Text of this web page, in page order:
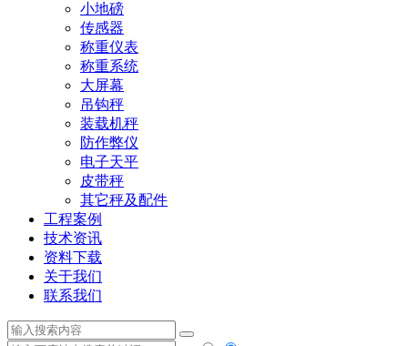
小地磅
传感器
称重仪表
称重系统
大屏幕
吊钩秤
装载机秤
防作弊仪
电子天平
皮带秤
其它秤及配件
工程案例
技术资讯
资料下载
关于我们
联系我们